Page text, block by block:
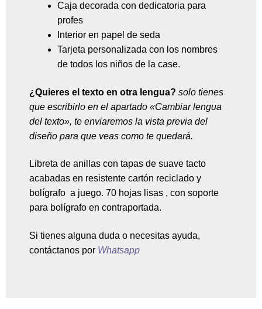
Caja decorada con dedicatoria para
profes
Interior en papel de seda
Tarjeta personalizada con los nombres
de todos los niños de la case.
¿Quieres el texto en otra lengua? solo tienes
que escribirlo en el apartado «Cambiar lengua
del texto», te enviaremos la vista previa del
diseño para que veas como te quedará.
Libreta de anillas con tapas de suave tacto
acabadas en resistente cartón reciclado y
bolígrafo a juego. 70 hojas lisas , con soporte
para bolígrafo en contraportada.
Si tienes alguna duda o necesitas ayuda,
contáctanos por Whatsapp